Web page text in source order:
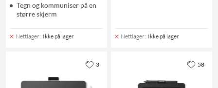
Tegn og kommuniser på en
større skjerm
Nettlager: Ikke på lager Nettlager: Ikke på lager
3 58